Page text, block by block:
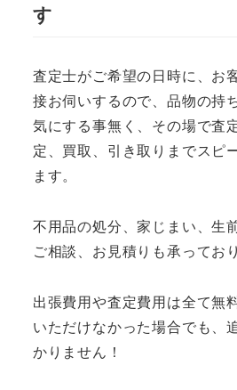
す
査定士がご希望の日時に、お
接お伺いするので、品物の持
気にする事無く、その場で査
定、買取、引き取りまでスピ
ます。
不用品の処分、家じまい、生
ご相談、お見積りも承ってお
出張費用や査定費用は全て無
いただけなかった場合でも、
かりません！